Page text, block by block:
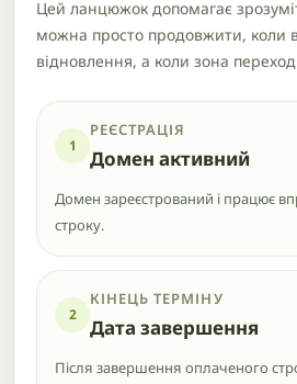
Цей ланцюжок допомагає
можна просто продовжити, коли
відновлення, а коли зона
1
РЕЄСТРАЦІЯ
Домен активний
Домен зареєстрований і працює
строку.
2
КІНЕЦЬ ТЕРМІНУ
Дата завершення
Після завершення оплаченого